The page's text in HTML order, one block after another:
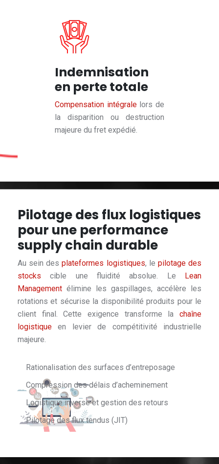
Indemnisation
en perte totale
Compensation intégralelors de
la disparition ou destruction
majeure du fret expédié.
Pilotage des flux logistiques
pour une performance
supply chain durable
Au sein desplateformes logistiques, le pilotage des
stocks cible une fluidité absolue. Le Lean
Managementélimine les gaspillages, accélère les
rotations et sécurise la disponibilité produits pour le
client final. Cette exigence transforme lachaîne
logistiqueen levier de compétitivité industrielle
majeure.
Rationalisation des surfaces d’entreposage
Compression des délais d’acheminement
Logistique inverse et gestion des retours
Pilotage des flux tendus (JIT)